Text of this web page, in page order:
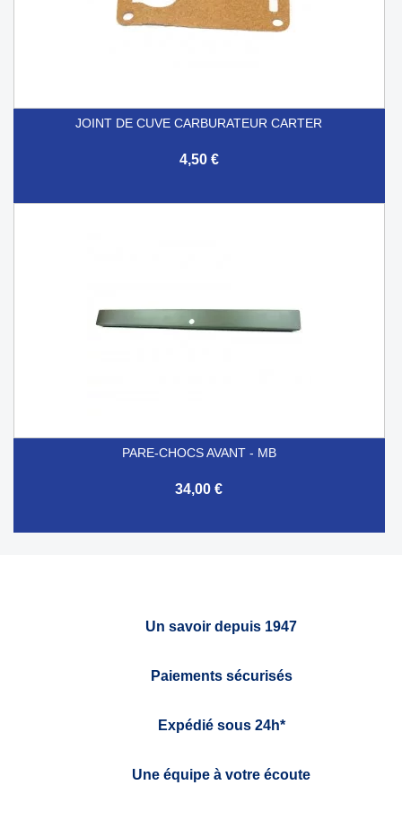
JOINT DE CUVE CARBURATEUR CARTER
4,50 €
PARE-CHOCS AVANT - MB
34,00 €
Un savoir depuis 1947
Paiements sécurisés
Expédié sous 24h*
Une équipe à votre écoute